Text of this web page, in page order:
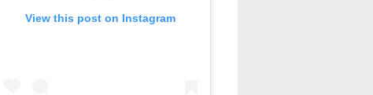
View this post on Instagram